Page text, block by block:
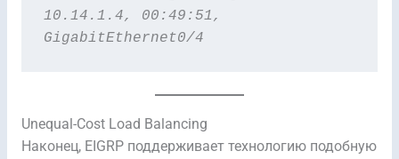
10.14.1.4, 00:49:51,
GigabitEthernet0/4
Unequal-Cost Load Balancing
Наконец, EIGRP поддерживает технологию подобную